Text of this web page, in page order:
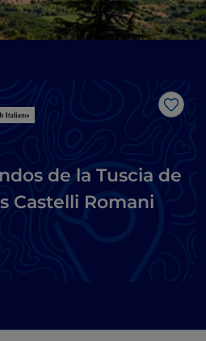
Me
de la Tuscia de
Castelli Romani